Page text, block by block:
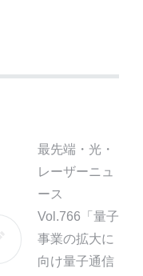
最先端・光・
レーザーニュ
ース
Vol.766「量子
事業の拡大に
向け量子通信